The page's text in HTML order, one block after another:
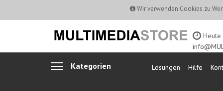
Wir verwenden Cookies zu
Kategorien Lösungen Hilfe